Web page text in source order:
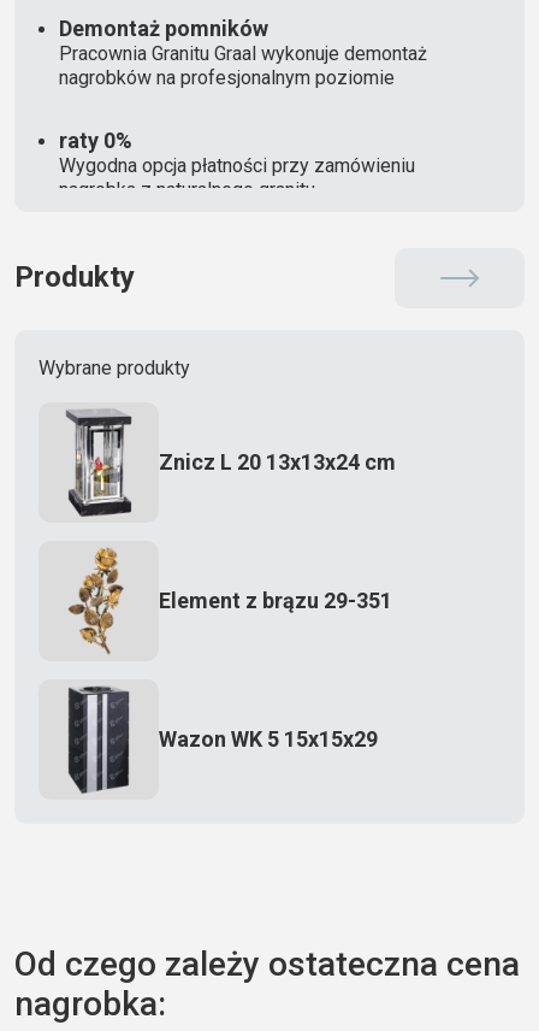
Demontaż pomników
Pracownia Granitu Graal wykonuje demontaż
nagrobków na profesjonalnym poziomie
raty 0%
Wygodna opcja płatności przy zamówieniu
nagrobka z naturalnego granitu
Produkty
Wybrane produkty
Znicz L 20 13x13x24 cm
Element z brązu 29-351
Wazon WK 5 15x15x29
Książka 2
Od czego zależy ostateczna cena
nagrobka: